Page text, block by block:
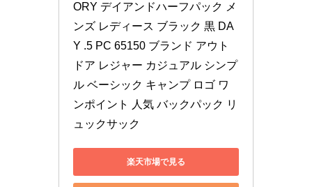
ORY デイアンドハーフパック メ
ンズ レディース ブラック 黒 DA
Y .5 PC 65150 ブランド アウト
ドア レジャー カジュアル シンプ
ル ベーシック キャンプ ロゴ ワ
ンポイント 人気 バックパック リ
ュックサック
楽天市場で見る